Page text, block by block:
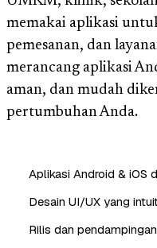
memakai aplikasi
pemesanan, dan
merancang aplikasi
aman, dan mudah
pertumbuhan Anda.
Aplikasi Android & iOS
Desain UI/UX yang
Rilis dan